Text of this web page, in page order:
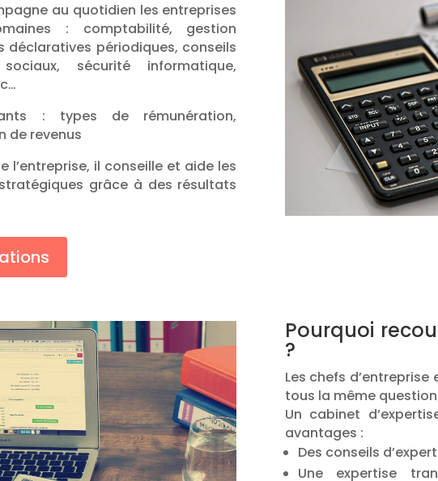
au quotidien les entreprises
: comptabilité, gestion
périodiques, conseils
sécurité informatique,
: types de rémunération,
de revenus
l’entreprise, il conseille et aide les
grâce à des résultats
Pourquoi
?
Les chefs
tous la même
Un cabinet
avantages :
Des conseils
Une expertise